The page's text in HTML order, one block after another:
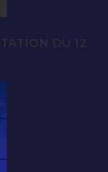
DU 12